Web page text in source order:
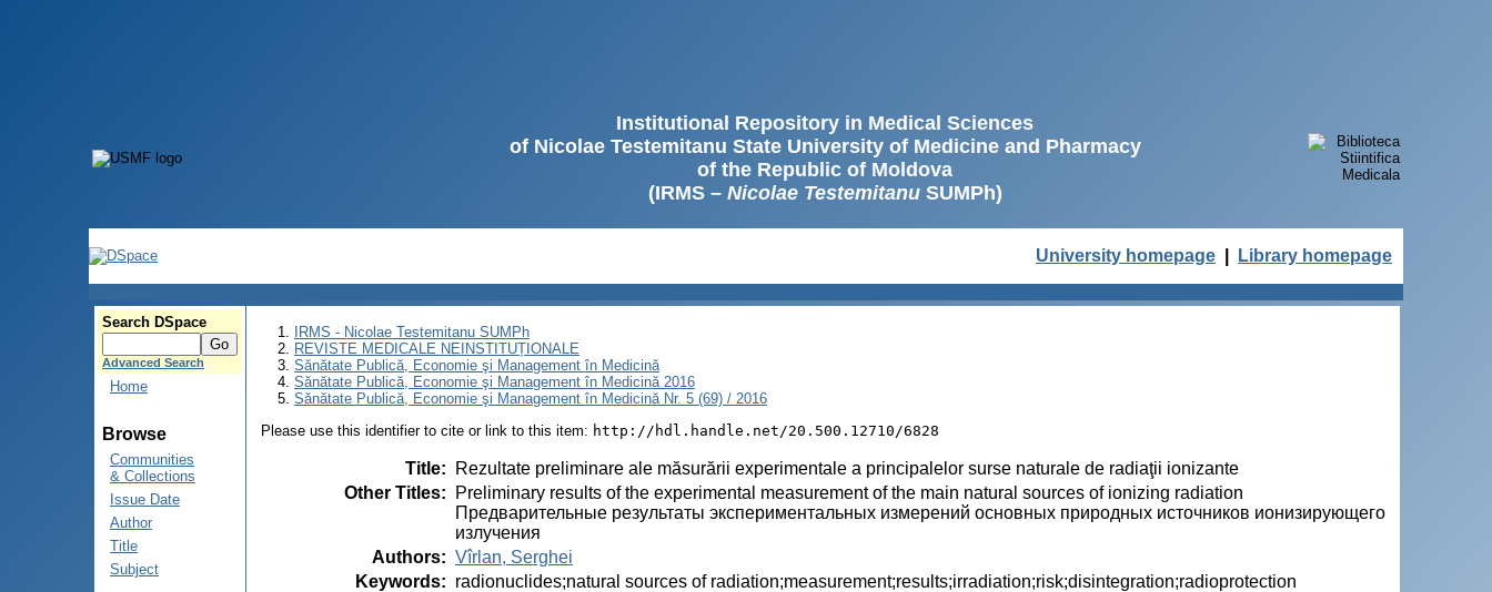
Institutional Repository in Medical Sciences
of Nicolae Testemitanu State University of Medicine and Pharmacy
of the Republic of Moldova
(IRMS – Nicolae TestemitanuSUMPh)
University homepage Library homepage
Search DSpace
Advanced Search
Home
Browse
Communities
& Collections
Issue Date
Author
Title
Subject
IRMS - Nicolae Testemitanu SUMPh
REVISTE MEDICALE NEINSTITUȚIONALE
Sănătate Publică, Economie şi Management în Medicină
Sănătate Publică, Economie şi Management în Medicină 2016
Sănătate Publică, Economie şi Management în Medicină Nr. 5 (69) / 2016
Please use this identifier to cite or link to this item: http://hdl.handle.net/20.500.12710/6828
Title:
Rezultate preliminare ale măsurării experimentale a principalelor surse naturale de radiaţii ionizante
Other Titles:
Preliminary results of the experimental measurement of the main natural sources of ionizing radiation
Предварительные результаты экспериментальных измерений ocнoвных природныx источников ионизирующего
излучения
Authors: Vîrlan, Serghei
Keywords: radionuclides;natural sources of radiation;measurement;results;irradiation;risk;disintegration;radioprotection